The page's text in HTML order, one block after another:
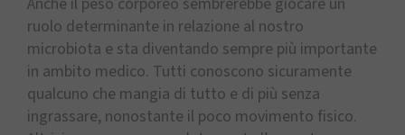
ruolo determinante in relazione al nostro
microbiota e sta diventando sempre più importante
in ambito medico. Tutti conoscono sicuramente
qualcuno che mangia di tutto e di più senza
ingrassare, nonostante il poco movimento fisico.